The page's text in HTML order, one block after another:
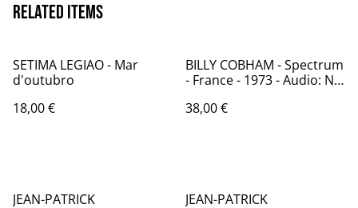
Related items
SETIMA LEGIAO - Mar
d'outubro
18,00 €
BILLY COBHAM - Spectrum
- France - 1973 - Audio: NM
38,00 €
JEAN-PATRICK
JEAN-PATRICK